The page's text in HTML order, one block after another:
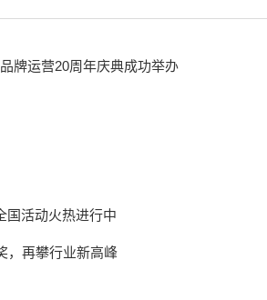
牌运营20周年庆典成功举办
国活动火热进行中
，再攀行业新高峰